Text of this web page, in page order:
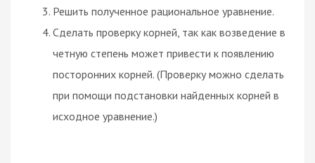
Решить полученное рациональное уравнение.
Сделать проверку корней, так как возведение в
четную степень может привести к появлению
посторонних корней. (Проверку можно сделать
при помощи подстановки найденных корней в
исходное уравнение.)